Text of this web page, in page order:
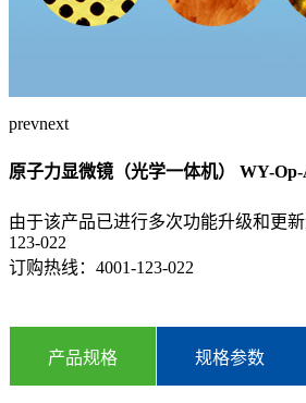
prevnext
原子力显微镜（光学一体机） WY-
由于该产品已进行多次功能升级和更
123-022
订购热线： 4001-123-022
产品规格 规格参数